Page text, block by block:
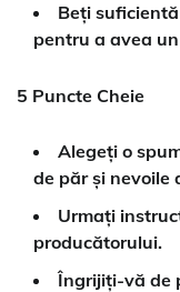
Beți
pentru a avea
5 Puncte Cheie
Alegeți o
de păr și nevoile
Urmați
producătorului.
Îngrijiți-vă de